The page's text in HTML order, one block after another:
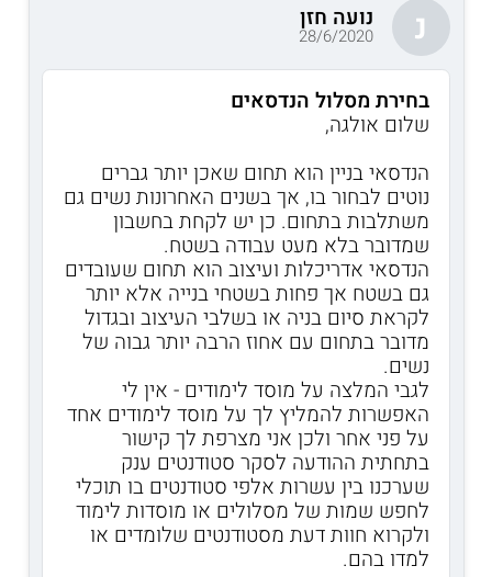
נ נועה חזן
28/6/2020
בחירת מסלול הנדסאים
שלום אולגה,
הנדסאי בניין הוא תחום שאכן יותר גברים
נוטים לבחור בו, אך בשנים האחרונות נשים גם
משתלבות בתחום. כן יש לקחת בחשבון
שמדובר בלא מעט עבודה בשטח.
הנדסאי אדריכלות ועיצוב הוא תחום שעובדים
גם בשטח אך פחות בשטחי בנייה אלא יותר
לקראת סיום בניה או בשלבי העיצוב ובגדול
מדובר בתחום עם אחוז הרבה יותר גבוה של
נשים.
לגבי המלצה על מוסד לימודים - אין לי
האפשרות להמליץ לך על מוסד לימודים אחד
על פני אחר ולכן אני מצרפת לך קישור
בתחתית ההודעה לסקר סטודנטים ענק
שערכנו בין עשרות אלפי סטודנטים בו תוכלי
לחפש שמות של מסלולים או מוסדות לימוד
ולקרוא חוות דעת מסטודנטים שלומדים או
למדו בהם.